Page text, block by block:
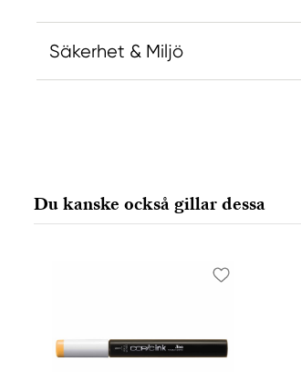
Säkerhet & Miljö
65205 Wiesbaden, Germany
export@holtz-gmbh.de
Too Marker Products Inc.
Meguro Higashiyama Bldg., 1-4-4
Du kanske också gillar dessa